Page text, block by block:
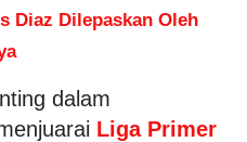
Diaz Dilepaskan Oleh
dalam
Liga Primer